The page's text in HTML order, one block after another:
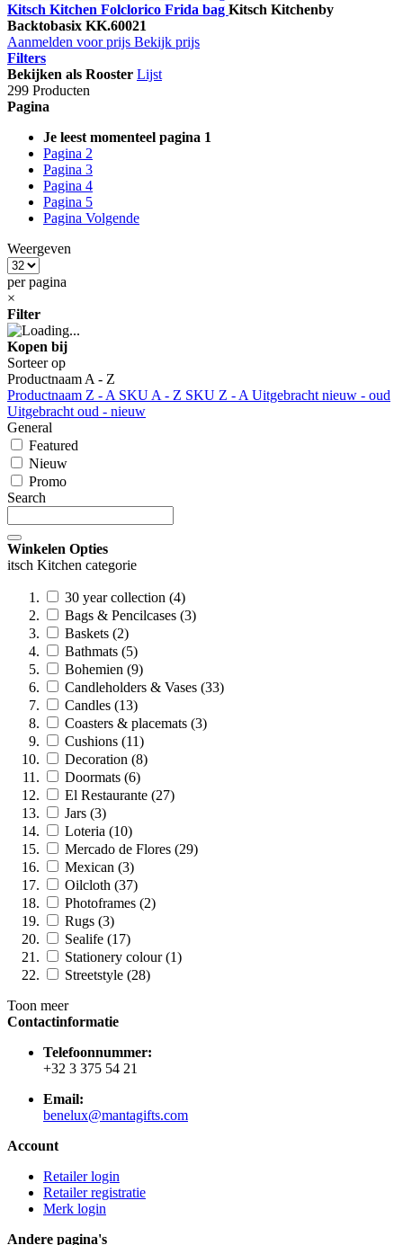
Kitsch Kitchen Folclorico Frida bag Kitsch Kitchenby
Backtobasix KK.60021
Aanmelden voor prijs Bekijk prijs
Filters
Bekijken als Rooster Lijst
299 Producten
Pagina
Je leest momenteel pagina 1
Pagina 2
Pagina 3
Pagina 4
Pagina 5
Pagina Volgende
Weergeven
per pagina
×
Filter
Kopen bij
Sorteer op
Productnaam A - Z
Productnaam Z - A SKU A - Z SKU Z - A Uitgebracht nieuw - oud
Uitgebracht oud - nieuw
General
Featured
Nieuw
Promo
Search
Winkelen Opties
itsch Kitchen categorie
30 year collection (4)
Bags & Pencilcases (3)
Baskets (2)
Bathmats (5)
Bohemien (9)
Candleholders & Vases (33)
Candles (13)
Coasters & placemats (3)
Cushions (11)
Decoration (8)
Doormats (6)
El Restaurante (27)
Jars (3)
Loteria (10)
Mercado de Flores (29)
Mexican (3)
Oilcloth (37)
Photoframes (2)
Rugs (3)
Sealife (17)
Stationery colour (1)
Streetstyle (28)
Toon meer
Contactinformatie
Telefoonnummer:
+32 3 375 54 21
Email:
benelux@mantagifts.com
Account
Retailer login
Retailer registratie
Merk login
Andere pagina's